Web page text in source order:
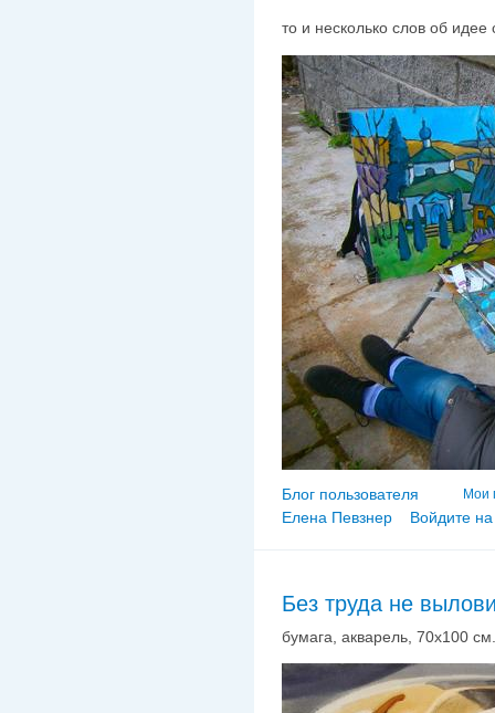
то и несколько слов об идее
Мои
Блог пользователя
Елена Певзнер
Войдите на
Без труда не
бумага, акварель, 70х100